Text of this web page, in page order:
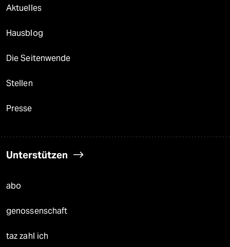
Aktuelles
Hausblog
Die Seitenwende
Stellen
Presse
Unterstützen
abo
genossenschaft
taz zahl ich